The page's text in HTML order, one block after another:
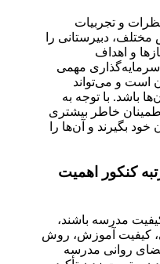
و تجربیات
دبیرستانی را
و اهداف
سرمایه‌گذاری مهمی
است و می‌تواند
باشد. با توجه به
اطمینان خاطر بیشتری
بگیرند و آن‌ها را
کنکور اهمیت
مدرسه باشند،
کیفیت آموزش، روش
روانی مدرسه